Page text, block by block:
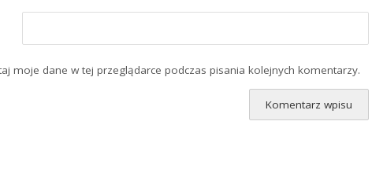
moje dane w tej przeglądarce podczas pisania kolejnych komentarzy.